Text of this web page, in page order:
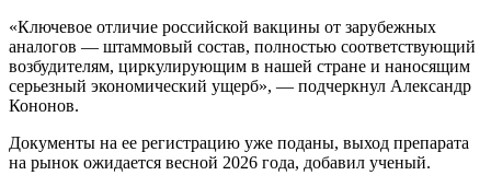
«Ключевое отличие российской вакцины от зарубежных
аналогов — штаммовый состав, полностью соответствующий
возбудителям, циркулирующим в нашей стране и наносящим
серьезный экономический ущерб», — подчеркнул Александр
Кононов.
Документы на ее регистрацию уже поданы, выход препарата
на рынок ожидается весной 2026 года, добавил ученый.